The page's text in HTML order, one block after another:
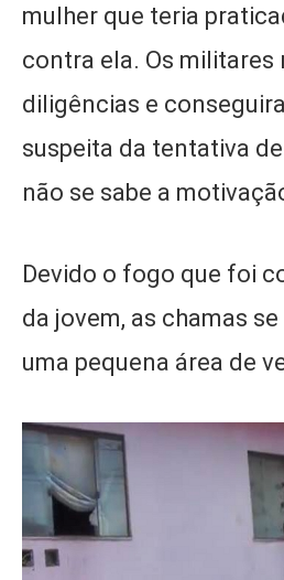
mulher que teria
contra ela. Os militares
diligências e
suspeita da tentativa
não se sabe a
Devido o fogo que foi
da jovem, as chamas
uma pequena área de